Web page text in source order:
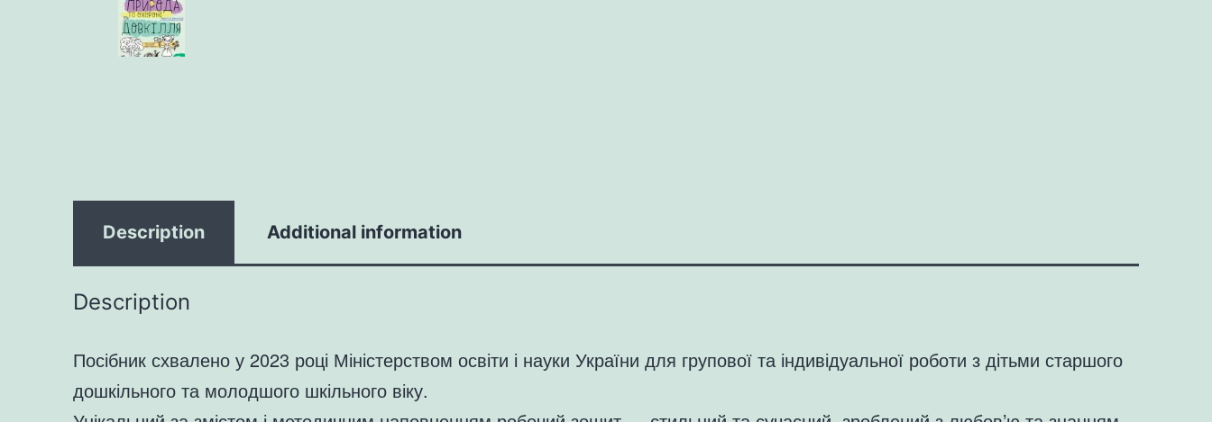
Description Additional information
Description
Посібник схвалено у 2023 році Міністерством освіти і науки України для групової та індивідуальної роботи з дітьми старшого
дошкільного та молодшого шкільного віку.